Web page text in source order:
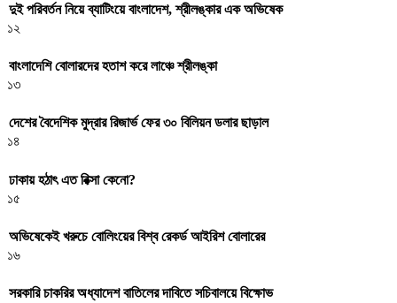
দুই পরিবর্তন নিয়ে ব্যাটিংয়ে বাংলাদেশ, শ্রীলঙ্কার এক অভিষেক
১২
বাংলাদেশি বোলারদের হতাশ করে লাঞ্চে শ্রীলঙ্কা
১৩
দেশের বৈদেশিক মুদ্রার রিজার্ভ ফের ৩০ বিলিয়ন ডলার ছাড়াল
১৪
ঢাকায় হঠাৎ এত রিক্সা কেনো?
১৫
অভিষেকেই খরুচে বোলিংয়ের বিশ্ব রেকর্ড আইরিশ বোলারের
১৬
সরকারি চাকরির অধ্যাদেশ বাতিলের দাবিতে সচিবালয়ে বিক্ষোভ